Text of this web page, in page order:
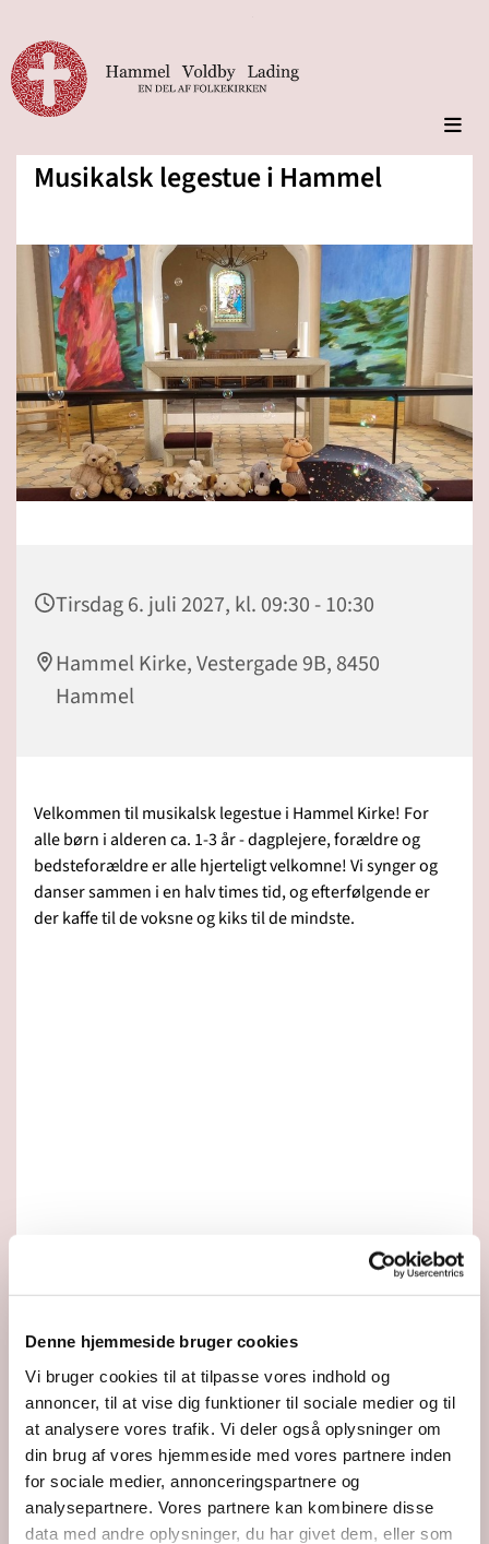
Denne hjemmeside bruger cookies
Vi bruger cookies til at tilpasse vores indhold og
annoncer, til at vise dig funktioner til sociale medier og til
at analysere vores trafik. Vi deler også oplysninger om
din brug af vores hjemmeside med vores partnere inden
for sociale medier, annonceringspartnere og
analysepartnere. Vores partnere kan kombinere disse
data med andre oplysninger, du har givet dem, eller som
Musikalsk legestue i Hammel
Tirsdag 6. juli 2027, kl. 09:30 - 10:30
Hammel Kirke, Vestergade 9B, 8450
Hammel
Velkommen til musikalsk legestue i Hammel Kirke! For
alle børn i alderen ca. 1-3 år - dagplejere, forældre og
bedsteforældre er alle hjerteligt velkomne! Vi synger og
danser sammen i en halv times tid, og efterfølgende er
der kaffe til de voksne og kiks til de mindste.
Du vil måske også kunne lide...